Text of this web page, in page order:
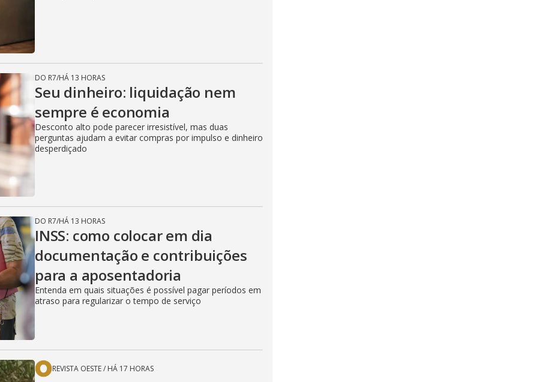
DO R7/HÁ 13 HORAS
Seu dinheiro: liquidação nem
sempre é economia
Desconto alto pode parecer irresistível, mas duas
perguntas ajudam a evitar compras por impulso e dinheiro
desperdiçado
DO R7/HÁ 13 HORAS
INSS: como colocar em dia
documentação e contribuições
para a aposentadoria
Entenda em quais situações é possível pagar períodos em
atraso para regularizar o tempo de serviço
REVISTA OESTE/ HÁ 17 HORAS